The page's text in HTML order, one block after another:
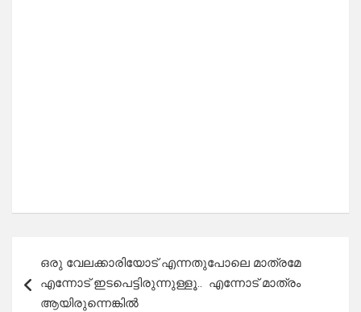
navigation
ഒരു വേലക്കാരിയോട് എന്നതുപോലെ മാത്രമേ
എന്നോട് ഇടപെട്ടിരുന്നുള്ളൂ.. എന്നോട് മാത്രം
ആയിരുന്നെങ്കിൽ